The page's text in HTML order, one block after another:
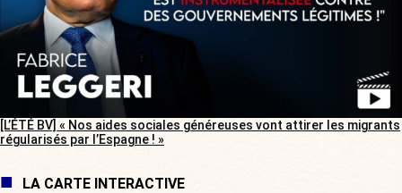
[L’ÉTÉ BV] « Nos aides sociales généreuses vont attirer les migrants
régularisés par l’Espagne ! »
LA CARTE INTERACTIVE